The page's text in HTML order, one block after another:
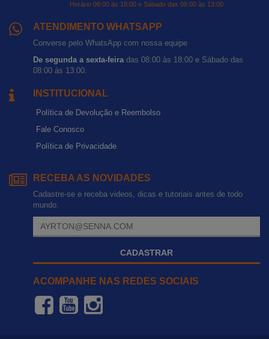
Horário 08:00 às 18:00 e Sábado das 08:00 às 13:00
ATENDIMENTO WHATSAPP
Converse pelo WhatsApp com nossa equipe
De segunda a sexta-feiradas 08:00 às 18:00 e Sábado das
08:00 às 13:00.
INSTITUCIONAL
Política de Devolução e Reembolso
Fale Conosco
Política de Privacidade
RECEBA AS NOVIDADES
Cadastre-se e receba videos, dicas e tutoriais antes de todo
mundo.
CADASTRAR
ACOMPANHE NAS REDES SOCIAIS